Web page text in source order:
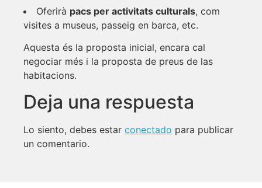
Oferirà pacs per activitats culturals, com
visites a museus, passeig en barca, etc.
Aquesta és la proposta inicial, encara cal
negociar més i la proposta de preus de las
habitacions.
Deja una respuesta
Lo siento, debes estar conectado para publicar
un comentario.